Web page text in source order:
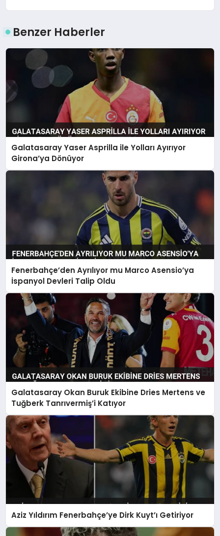
Benzer Haberler
Galatasaray Yaser Asprilla ile Yolları Ayırıyor
Girona’ya Dönüyor
Fenerbahçe’den Ayrılıyor mu Marco Asensio’ya
İspanyol Devleri Talip Oldu
Galatasaray Okan Buruk Ekibine Dries Mertens ve
Tuğberk Tanrıvermiş’i Katıyor
Aziz Yıldırım Fenerbahçe’ye Dirk Kuyt’ı Getiriyor